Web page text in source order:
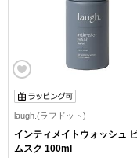
laugh.(ラフドット)
インティメイトウォッシュ
ムスク 100ml